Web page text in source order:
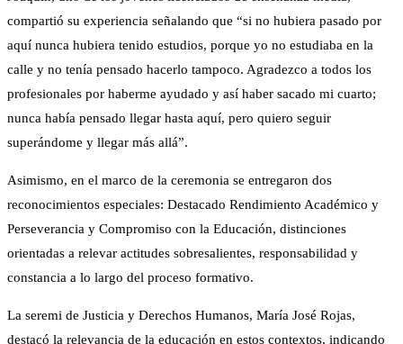
compartió su experiencia señalando que “si no hubiera pasado por
aquí nunca hubiera tenido estudios, porque yo no estudiaba en la
calle y no tenía pensado hacerlo tampoco. Agradezco a todos los
profesionales por haberme ayudado y así haber sacado mi cuarto;
nunca había pensado llegar hasta aquí, pero quiero seguir
superándome y llegar más allá”.
Asimismo, en el marco de la ceremonia se entregaron dos
reconocimientos especiales: Destacado Rendimiento Académico y
Perseverancia y Compromiso con la Educación, distinciones
orientadas a relevar actitudes sobresalientes, responsabilidad y
constancia a lo largo del proceso formativo.
La seremi de Justicia y Derechos Humanos, María José Rojas,
destacó la relevancia de la educación en estos contextos, indicando